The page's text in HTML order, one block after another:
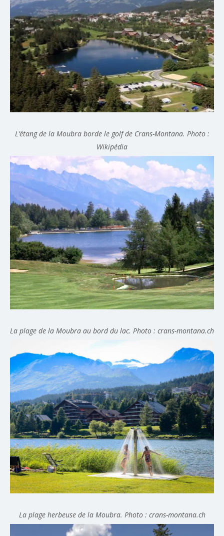
L’étang de la Moubra borde le golf de Crans-Montana. Photo :
Wikipédia
La plage de la Moubra au bord du lac. Photo : crans-montana.ch
La plage herbeuse de la Moubra. Photo : crans-montana.ch